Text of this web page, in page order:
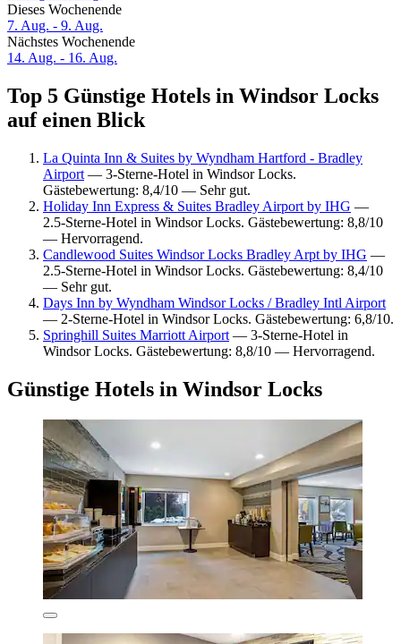
Dieses Wochenende
7. Aug. - 9. Aug.
Nächstes Wochenende
14. Aug. - 16. Aug.
Top 5 Günstige Hotels in Windsor Locks
auf einen Blick
La Quinta Inn & Suites by Wyndham Hartford - Bradley
Airport — 3-Sterne-Hotel in Windsor Locks.
Gästebewertung: 8,4/10 — Sehr gut.
Holiday Inn Express & Suites Bradley Airport by IHG —
2.5-Sterne-Hotel in Windsor Locks. Gästebewertung: 8,8/10
— Hervorragend.
Candlewood Suites Windsor Locks Bradley Arpt by IHG —
2.5-Sterne-Hotel in Windsor Locks. Gästebewertung: 8,4/10
— Sehr gut.
Days Inn by Wyndham Windsor Locks / Bradley Intl Airport
— 2-Sterne-Hotel in Windsor Locks. Gästebewertung: 6,8/10.
Springhill Suites Marriott Airport — 3-Sterne-Hotel in
Windsor Locks. Gästebewertung: 8,8/10 — Hervorragend.
Günstige Hotels in Windsor Locks